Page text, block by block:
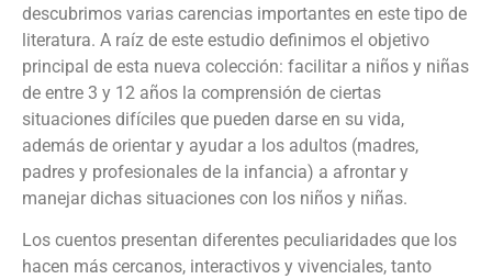
descubrimos varias carencias importantes en este tipo de
literatura. A raíz de este estudio definimos el objetivo
principal de esta nueva colección: facilitar a niños y niñas
de entre 3 y 12 años la comprensión de ciertas
situaciones difíciles que pueden darse en su vida,
además de orientar y ayudar a los adultos (madres,
padres y profesionales de la infancia) a afrontar y
manejar dichas situaciones con los niños y niñas.
Los cuentos presentan diferentes peculiaridades que los
hacen más cercanos, interactivos y vivenciales, tanto